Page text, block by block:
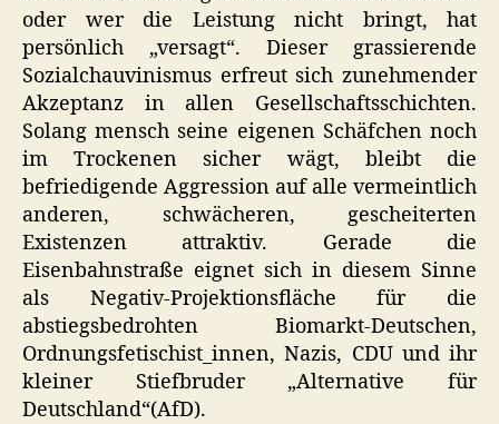
oder wer die Leistung nicht bringt, hat
persönlich „versagt“. Dieser grassierende
Sozialchauvinismus erfreut sich zunehmender
Akzeptanz in allen Gesellschaftsschichten.
Solang mensch seine eigenen Schäfchen noch
im Trockenen sicher wägt, bleibt die
befriedigende Aggression auf alle vermeintlich
anderen, schwächeren, gescheiterten
Existenzen attraktiv. Gerade die
Eisenbahnstraße eignet sich in diesem Sinne
als Negativ-Projektionsfläche für die
abstiegsbedrohten Biomarkt-Deutschen,
Ordnungsfetischist_innen, Nazis, CDUund ihr
kleiner Stiefbruder „Alternative für
Deutschland“(AfD).